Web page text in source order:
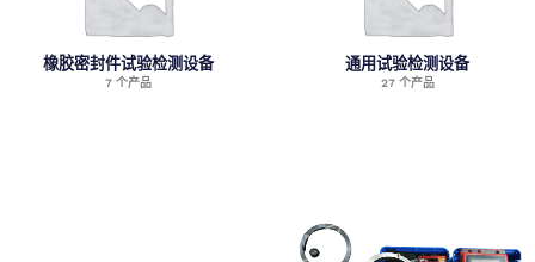
橡胶密封件试验检测设备
7 个产品
通用试验检测设备
27 个产品